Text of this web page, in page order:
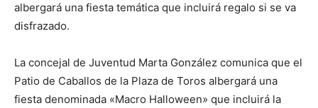
albergará una fiesta temática que incluirá regalo si se va
disfrazado.
La concejal de Juventud Marta González comunica que el
Patio de Caballos de la Plaza de Toros albergará una
fiesta denominada «Macro Halloween» que incluirá la